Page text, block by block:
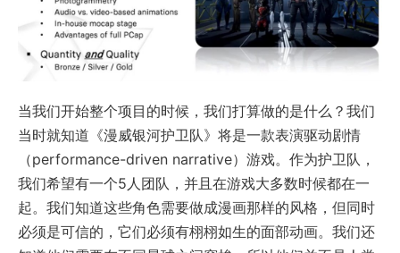
当我们开始整个项目的时候，我们打算做的是什么？我们
当时就知道《漫威银河护卫队》将是一款表演驱动剧情
（performance-driven narrative）游戏。作为护卫队，
我们希望有一个5人团队，并且在游戏大多数时候都在一
起。我们知道这些角色需要做成漫画那样的风格，但同时
必须是可信的，它们必须有栩栩如生的面部动画。我们还